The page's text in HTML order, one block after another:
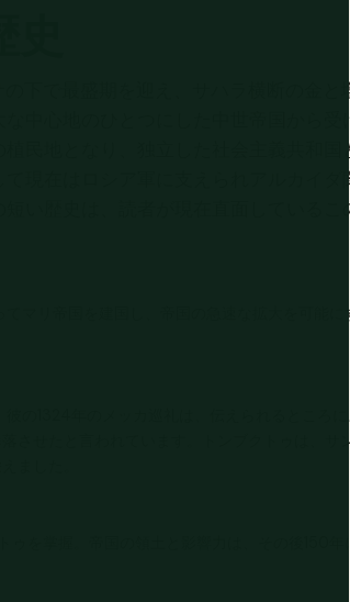
下で最盛期を迎え、サハラ横断の金
中心地のひとつにした中世帝国から
民地となり、独立した社会主義共和
現在はロシア軍に支えられアルカイ
い歴史は、読者が現在直面している
てマリ帝国を建国し、帝国の急速な拡大を可能
の1324年のメッカ巡礼は、伝えられるところ
させたと言われています。トンブクトゥは、サ
ました。
ゥを掌握。帝国の領土と影響力は、その後150年